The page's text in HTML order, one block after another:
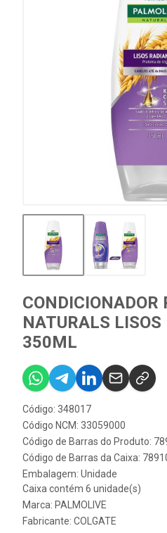
CONDICIONADOR
NATURALS
350ML
Código: 348017
Código NCM: 33059000
Código de Barras do Produto:
Código de Barras da Caixa:
Embalagem: Unidade
Caixa contém 6 unidade(s)
Marca: PALMOLIVE
Fabricante: COLGATE